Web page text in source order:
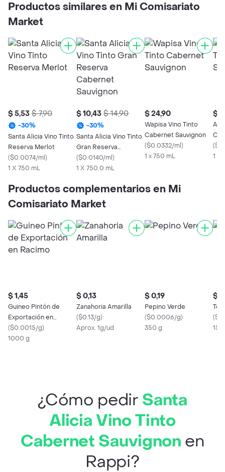
Productos similares en Mi Comisariato
Market
$ 5,53 $ 7,90
-30%
Santa Alicia Vino Tinto
Reserva Merlot
($0.0074/ml)
1 X 750 mL
$ 10,43 $ 14,90
-30%
Santa Alicia Vino Tinto
Gran Reserva
Cabernet Sauvignon
($0.0140/ml)
1 X 750.0 mL
$ 24,90
Wapisa Vino Tinto
Cabernet Sauvignon
($0.0332/ml)
1 x 750 mL
$
(
1 x
Productos complementarios en Mi
Comisariato Market
$ 1,45
Guineo Pintón de
Exportación en
Racimo
($0.0015/g)
1000 g
$ 0,13
Zanahoria Amarilla
($0.13/g)
Aprox. 1g/ud
$ 0,19
Pepino Verde
($0.0006/g)
350 g
$
(
¿Cómo pedir Santa
Alicia Vino Tinto
Cabernet Sauvignon en
Rappi?